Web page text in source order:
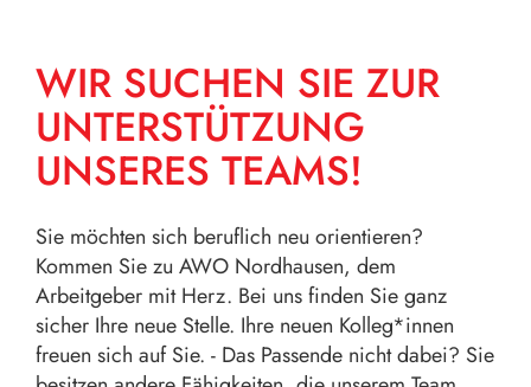
WIR SUCHEN SIE ZUR
UNTERSTÜTZUNG
UNSERES TEAMS!
Sie möchten sich beruflich neu orientieren?
Kommen Sie zu AWO Nordhausen, dem
Arbeitgeber mit Herz. Bei uns finden Sie ganz
sicher Ihre neue Stelle. Ihre neuen Kolleg*innen
freuen sich auf Sie. - Das Passende nicht dabei? Sie